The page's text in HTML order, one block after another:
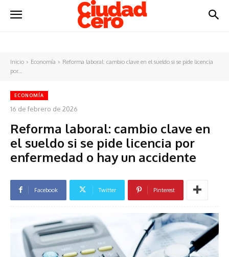
Inicio Economía
Reforma laboral: cambio clave en el sueldo si se pide licencia
por...
ECONOMÍA
16 de febrero de 2026
Reforma laboral: cambio clave en
el sueldo si se pide licencia por
enfermedad o hay un accidente
Facebook Twitter Pinterest